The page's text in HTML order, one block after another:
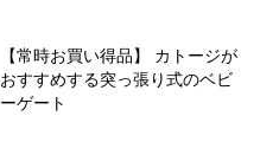
【常時お買い得品】 カトージが
おすすめする突っ張り式のベビ
ーゲート